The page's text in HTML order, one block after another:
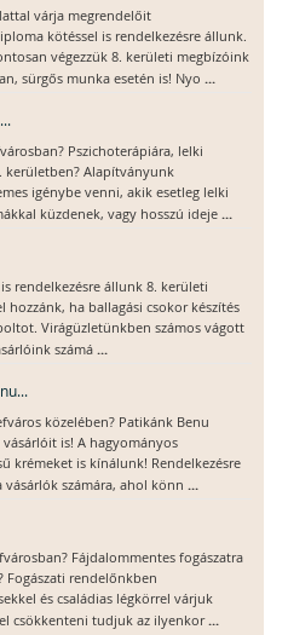
várja megrendelőit
kötéssel is rendelkezésre állunk.
végezzük 8. kerületi megbízóink
sürgős munka esetén is! Nyo ...
Pszichoterápiára, lelki
kerületben? Alapítványunk
igénybe venni, akik esetleg lelki
küzdenek, vagy hosszú ideje ...
rendelkezésre állunk 8. kerületi
ha ballagási csokor készítés
Virágüzletünkben számos vágott
számá ...
közelében? Patikánk Benu
is! A hagyományos
krémeket is kínálunk! Rendelkezésre
számára, ahol könn ...
Fájdalommentes fogászatra
Fogászati rendelőnkben
és családias légkörrel várjuk
csökkenteni tudjuk az ilyenkor...